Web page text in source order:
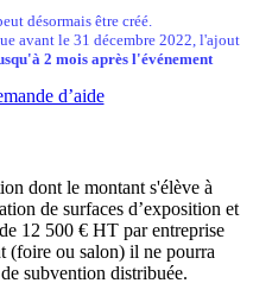
désormais être créé.
avant le 31 décembre 2022, l'ajout
2 mois après l'événement
d’aide
dont le montant s'élève à
de surfaces d’exposition et
12 500 € HT par entreprise
(foire ou salon) il ne pourra
subvention distribuée.